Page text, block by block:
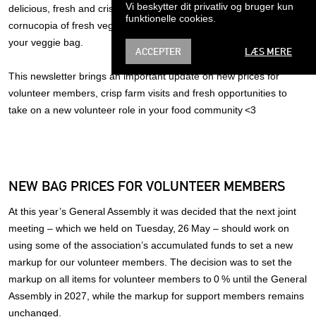
Vi beskytter dit privatliv og bruger kun
funktionelle cookies.
ACCEPTER LÆS MERE
delicious, fresh and crisp asparagus while we wait for the full
cornucopia of fresh vegetables that will soon find their way into
your veggie bag.
This newsletter brings an important update on new prices for
volunteer members, crisp farm visits and fresh opportunities to
take on a new volunteer role in your food community <3
NEW BAG PRICES FOR VOLUNTEER MEMBERS
At this year’s General Assembly it was decided that the next joint
meeting – which we held on Tuesday, 26 May – should work on
using some of the association’s accumulated funds to set a new
markup for our volunteer members. The decision was to set the
markup on all items for volunteer members to 0 % until the General
Assembly in 2027, while the markup for support members remains
unchanged.